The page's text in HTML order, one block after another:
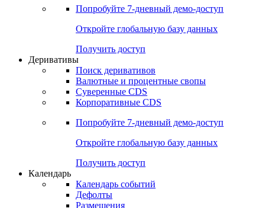
Попробуйте 7-дневный демо-доступ
Откройте глобальную базу данных
Получить доступ
Деривативы
Поиск деривативов
Валютные и процентные свопы
Суверенные CDS
Корпоративные CDS
Попробуйте 7-дневный демо-доступ
Откройте глобальную базу данных
Получить доступ
Календарь
Календарь событий
Дефолты
Размещения